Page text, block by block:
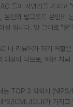
들이 사명감을 가지고
, 본인의 밥그릇도 본인
상 입니다. 말 그대로 "운
나 리뷰어가 자기 역할
상이 되므로, 예전 처
TOP 3 학회지
ICML/ICLR가 가지